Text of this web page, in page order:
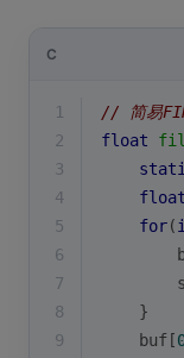
C
1
// 简易
2
float
3
4
float
5
for(
6
7
8
    }
9
    buf[